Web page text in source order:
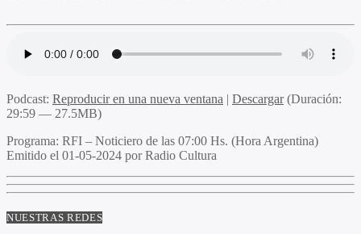
Podcast: Reproducir en una nueva ventana | Descargar(Duración:
29:59 — 27.5MB)
Programa: RFI – Noticiero de las 07:00 Hs. (Hora Argentina)
Emitido el 01-05-2024 por Radio Cultura
NUESTRAS REDES